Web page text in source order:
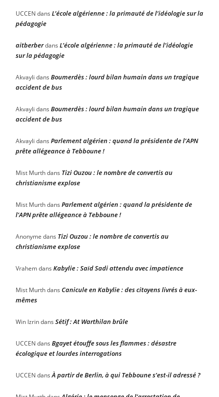
UCCEN dans L’école algérienne : la primauté de l’idéologie sur la
pédagogie
aitberberdans L’école algérienne : la primauté de l’idéologie
sur la pédagogie
Akvayli dans Boumerdès : lourd bilan humain dans un tragique
accident de bus
Akvayli dans Boumerdès : lourd bilan humain dans un tragique
accident de bus
Akvayli dans Parlement algérien : quand la présidente de l’APN
prête allégeance à Tebboune !
Mist Murthdans Tizi Ouzou : le nombre de convertis au
christianisme explose
Mist Murthdans Parlement algérien : quand la présidente de
l’APN prête allégeance à Tebboune !
Anonyme dans Tizi Ouzou : le nombre de convertis au
christianisme explose
Vrahemdans Kabylie : Saïd Sadi attendu avec impatience
Mist Murthdans Canicule en Kabylie : des citoyens livrés à eux-
mêmes
Win Izrindans Sétif : At Warthilan brûle
UCCEN dans Bgayet étouffe sous les flammes : désastre
écologique et lourdes interrogations
UCCEN dansÀ partir de Berlin, à qui Tebboune s’est-il adressé ?